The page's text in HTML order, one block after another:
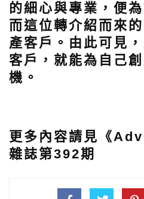
的細心與專業，便
而這位轉介紹而來
產客戶。由此可見
客戶，就能為自己
機。
更多內容請見《
雜誌第392期